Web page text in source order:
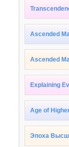
Ascended
Ascended
Explaining
Age of
Эпоха